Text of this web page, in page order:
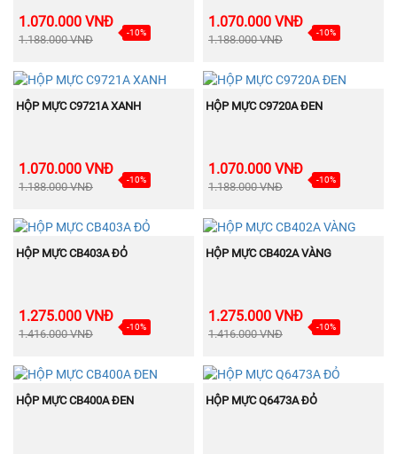
1.070.000 VNĐ
1.188.000 VNĐ
-10%
1.070.000 VNĐ
1.188.000 VNĐ
-10%
BÁN
CHẠY
MUA NGAY
HỘP MỰC C9721A XANH
1.070.000 VNĐ
1.188.000 VNĐ
-10%
BÁN
CHẠY
MUA NGAY
HỘP MỰC C9720A ĐEN
1.070.000 VNĐ
1.188.000 VNĐ
-10%
BÁN
CHẠY
MUA NGAY
HỘP MỰC CB403A ĐỎ
1.275.000 VNĐ
1.416.000 VNĐ
-10%
BÁN
CHẠY
MUA NGAY
HỘP MỰC CB402A VÀNG
1.275.000 VNĐ
1.416.000 VNĐ
-10%
BÁN
CHẠY
MUA NGAY
HỘP MỰC CB400A ĐEN
BÁN
CHẠY
MUA NGAY
HỘP MỰC Q6473A ĐỎ